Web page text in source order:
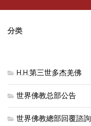
分类
H.H.第三世多杰羌佛
世界佛教总部公告
世界佛教總部回覆諮詢